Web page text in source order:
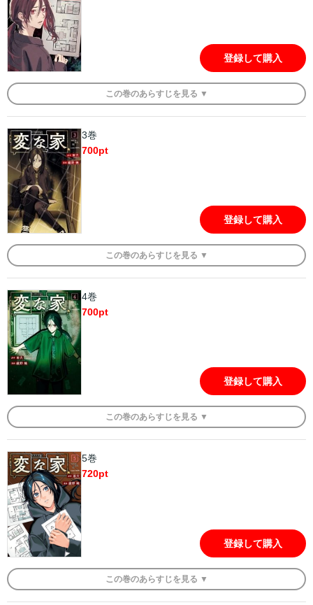
登録して購入
この巻のあらすじを 見る ▼
3巻
700pt
登録して購入
この巻のあらすじを 見る ▼
4巻
700pt
登録して購入
この巻のあらすじを 見る ▼
5巻
720pt
登録して購入
この巻のあらすじを 見る ▼